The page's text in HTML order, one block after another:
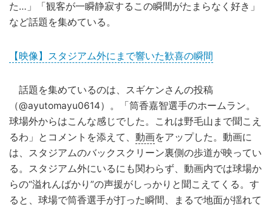
た…」「観客が一瞬静寂するこの瞬間がたまらなく好き」
など話題を集めている。
【映像】スタジアム外にまで響いた歓喜の瞬間
話題を集めているのは、スギケンさんの投稿
（@ayutomayu0614）。「筒香嘉智選手のホームラン。
球場外からはこんな感じでした。これは野毛山まで聞こえ
るわ」とコメントを添えて、 動画をアップした。動画に
は、スタジアムのバックスクリーン裏側の歩道が映ってい
る。スタジアム外にいるにも関わらず、動画内では球場か
らの“溢れんばかり”の声援がしっかりと聞こえてくる。す
ると、球場で筒香選手が打った瞬間、まるで地面が揺れて